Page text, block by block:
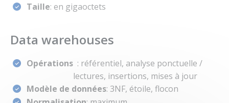
Taille: en gigaoctets
Data warehouses
Opérations : référentiel, analyse ponctuelle /
lectures, insertions, mises à jour
Modèle de données: 3NF, étoile, flocon